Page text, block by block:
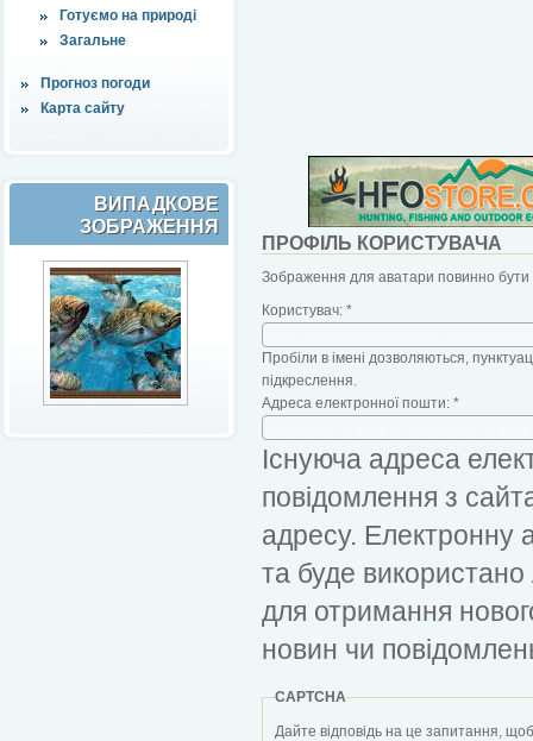
Готуємо на природі
Загальне
Прогноз погоди
Карта сайту
ВИПАДКОВЕ
ЗОБРАЖЕННЯ
ПРОФІЛЬ КОРИСТУВАЧА
Зображення для аватари повинно бути
Користувач: *
Пробіли в імені дозволяються,
підкреслення.
Адреса електронної пошти: *
Існуюча адреса
повідомлення з
адресу. Електронну
та буде
для отримання
новин чи
CAPTCHA
Дайте відповідь на це запитання,